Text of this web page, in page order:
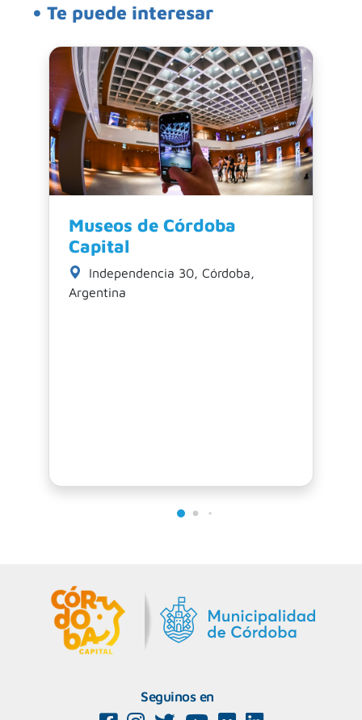
• Te puede interesar
Cinco templos en el
tal vez no conocías
Seguinos en